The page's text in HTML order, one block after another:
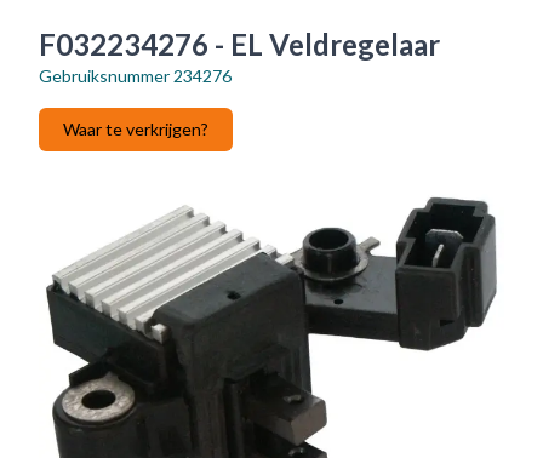
F032234276 - EL Veldregelaar
Gebruiksnummer 234276
Waar te verkrijgen?